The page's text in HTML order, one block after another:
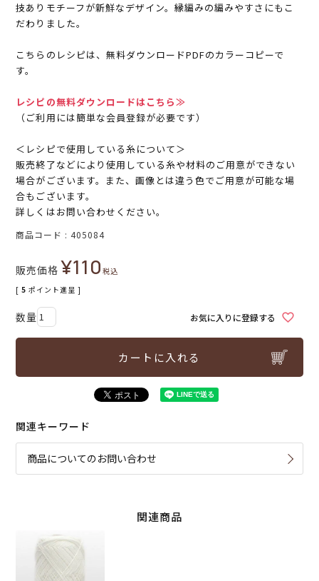
技ありモチーフが新鮮なデザイン。縁編みの編みやすさにもこ
だわりました。
こちらのレシピは、無料ダウンロードPDFのカラーコピーで
す。
レシピの無料ダウンロードはこちら≫
（ご利用には簡単な会員登録が必要です）
＜レシピで使用している糸について＞
販売終了などにより使用している糸や材料のご用意ができない
場合がございます。また、画像とは違う色でご用意が可能な場
合もございます。
詳しくはお問い合わせください。
商品コード 405084
販売価格 ¥110税込
[ 5 ポイント進呈 ]
お気に入りに登録する
カートに入れる
関連キーワード
商品についてのお問い合わせ
関連商品